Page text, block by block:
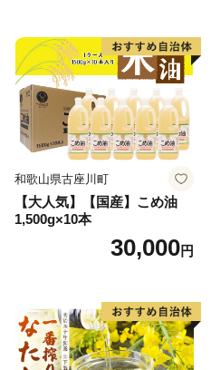
和歌山県古座川町
【大人気】【国産】こめ油
1,500g×10本
30,000円